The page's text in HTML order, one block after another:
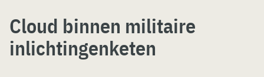
Cloud binnen militaire
inlichtingenketen